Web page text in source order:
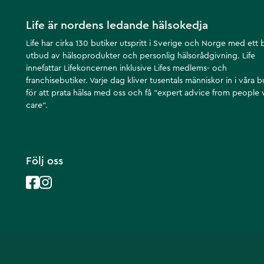
Life är nordens ledande hälsokedja
Life har cirka 130 butiker utspritt i Sverige och Norge med ett
utbud av hälsoprodukter och personlig hälsorådgivning. Life
innefattar Lifekoncernen inklusive Lifes medlems- och
franchisebutiker. Varje dag kliver tusentals människor in i våra
för att prata hälsa med oss och få ”expert advice from people
care”.
Följ oss